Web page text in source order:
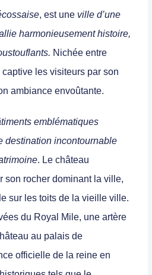
, est une ville d’une
harmonieusement histoire,
Nichée entre
les visiteurs par son
ambiance envoûtante.
emblématiques
destination incontournable
. Le château
son rocher dominant la ville,
sur les toits de la vieille ville.
du Royal Mile, une artère
au palais de
officielle de la reine en